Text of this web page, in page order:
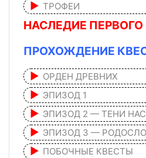
ТРОФЕИ
НАСЛЕДИЕ
ПРОХОЖДЕНИЕ
ОРДЕН ДРЕВНИХ
ЭПИЗОД 1
ЭПИЗОД 2 — ТЕНИ
ЭПИЗОД 3 —
ПОБОЧНЫЕ КВЕСТЫ